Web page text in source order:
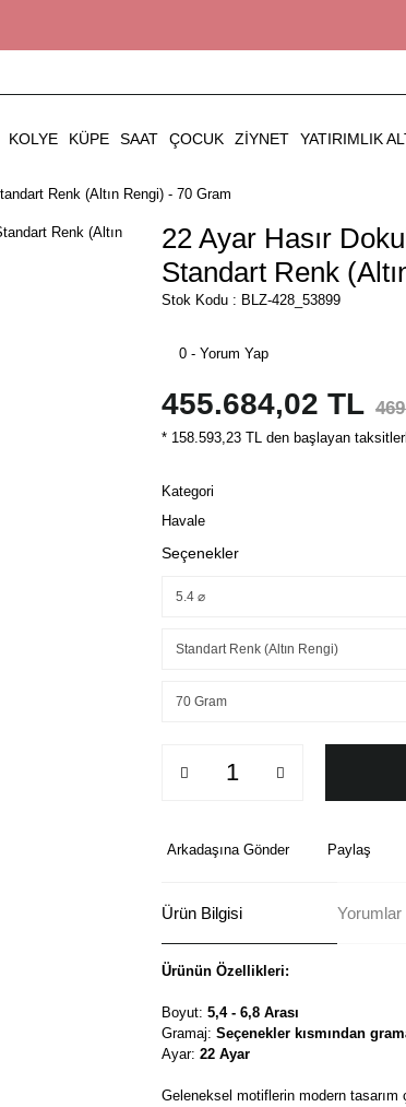
KOLYE KÜPE SAAT ÇOCUK ZIYNET YATIRIMLIK
Renk (Altın Rengi) - 70 Gram
22 Ayar Hasır
Standart Renk
Stok Kodu : BLZ-428_53899
0 - Yorum Yap
455.684,02 TL
* 158.593,23 TL den başlayan
Kategori
Havale
Seçenekler
Arkadaşına Gönder Paylaş
Ürün Bilgisi Yorumlar
Ürünün Özellikleri:
Boyut: 5,4 - 6,8 Arası
Gramaj: Seçenekler kısmından
Ayar: 22 Ayar
Geleneksel motiflerin modern